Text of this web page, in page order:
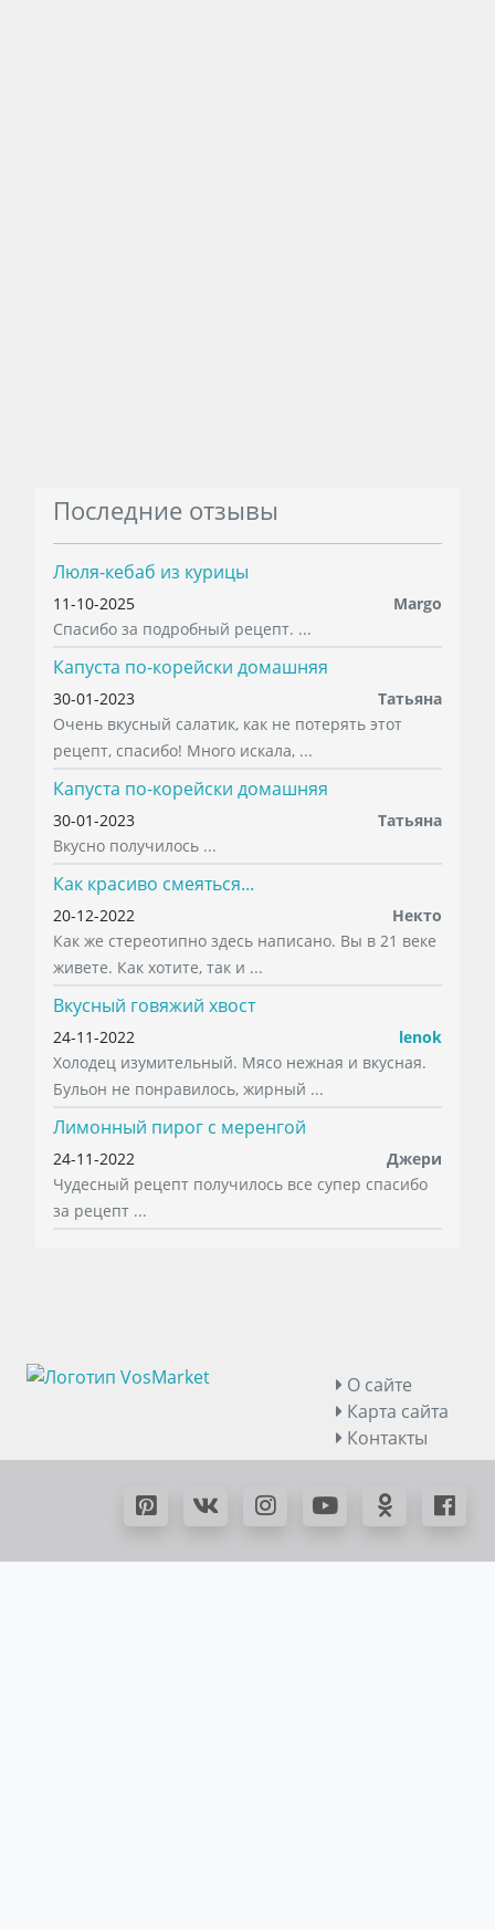
Последние отзывы
Люля-кебаб из курицы
11-10-2025
Margo
Спасибо за подробный рецепт. ...
Капуста по-корейски домашняя
30-01-2023
Татьяна
Очень вкусный салатик, как не потерять этот
рецепт, спасибо! Много искала, ...
Капуста по-корейски домашняя
30-01-2023
Татьяна
Вкусно получилось ...
Как красиво смеяться...
20-12-2022
Некто
Как же стереотипно здесь написано. Вы в 21 веке
живете. Как хотите, так и ...
Вкусный говяжий хвост
24-11-2022
lenok
Холодец изумительный. Мясо нежная и вкусная.
Бульон не понравилось, жирный ...
Лимонный пирог с меренгой
24-11-2022
Джери
Чудесный рецепт получилось все супер спасибо
за рецепт ...
О сайте
Карта сайта
Контакты